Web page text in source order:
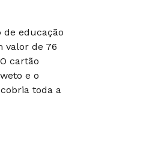
de educação
valor de 76
cartão
e o
toda a